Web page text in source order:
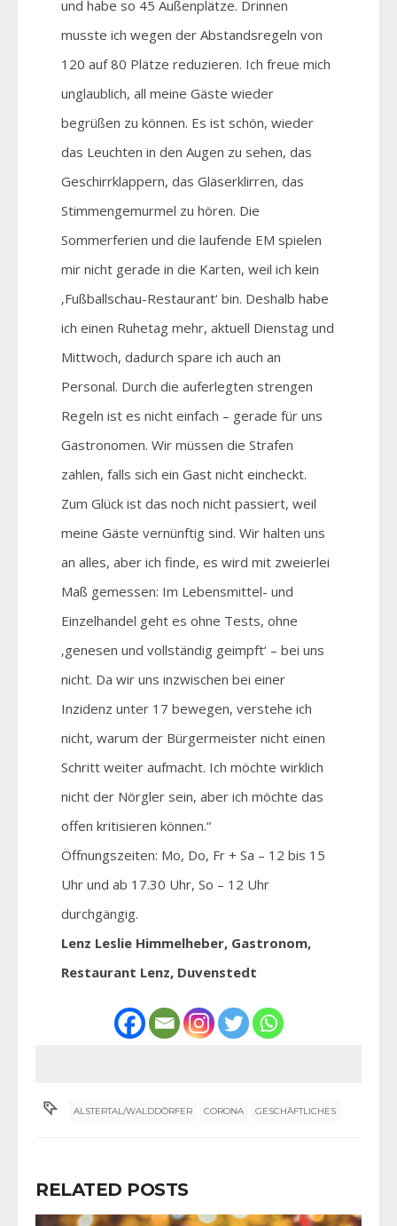
und habe so 45 Außenplätze. Drinnen
musste ich wegen der Abstandsregeln von
120 auf 80 Plätze reduzieren. Ich freue mich
unglaublich, all meine Gäste wieder
begrüßen zu können. Es ist schön, wieder
das Leuchten in den Augen zu sehen, das
Geschirrklappern, das Gläserklirren, das
Stimmengemurmel zu hören. Die
Sommerferien und die laufende EM spielen
mir nicht gerade in die Karten, weil ich kein
‚Fußballschau-Restaurant‘ bin. Deshalb habe
ich einen Ruhetag mehr, aktuell Dienstag und
Mittwoch, dadurch spare ich auch an
Personal. Durch die auferlegten strengen
Regeln ist es nicht einfach – gerade für uns
Gastronomen. Wir müssen die Strafen
zahlen, falls sich ein Gast nicht eincheckt.
Zum Glück ist das noch nicht passiert, weil
meine Gäste vernünftig sind. Wir halten uns
an alles, aber ich finde, es wird mit zweierlei
Maß gemessen: Im Lebensmittel- und
Einzelhandel geht es ohne Tests, ohne
‚genesen und vollständig geimpft‘ – bei uns
nicht. Da wir uns inzwischen bei einer
Inzidenz unter 17 bewegen, verstehe ich
nicht, warum der Bürgermeister nicht einen
Schritt weiter aufmacht. Ich möchte wirklich
nicht der Nörgler sein, aber ich möchte das
offen kritisieren können.“
Öffnungszeiten: Mo, Do, Fr + Sa – 12 bis 15
Uhr und ab 17.30 Uhr, So – 12 Uhr
durchgängig.
Lenz Leslie Himmelheber, Gastronom,
Restaurant Lenz, Duvenstedt
ALSTERTAL/WALDDÖRFER CORONA GESCHÄFTLICHES
RELATED POSTS